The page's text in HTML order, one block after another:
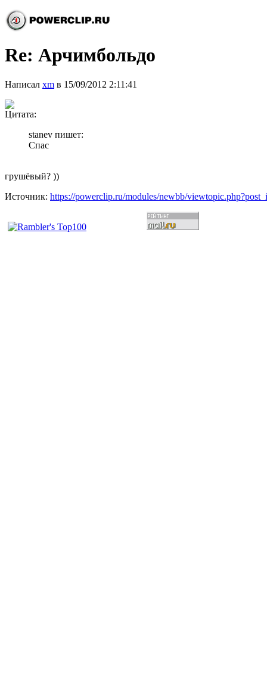
Re: Арчимбольдо
Написал xm в 15/09/2012 2:11:41
Цитата:
stanev пишет:
Спас
грушёвый? ))
Источник: https://powerclip.ru/modules/newbb/